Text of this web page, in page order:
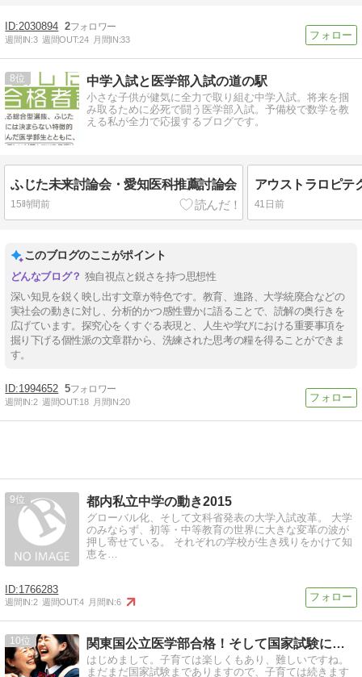
2030894 2
週間IN:3 週間OUT:24 月間IN:33
8 中学入試と医学部入試の道の駅
小さな子供が健気に全力で取り組む中学入試。将来を掴
み取るために必死で闘う医学部入試。予備校で数学を教
える私が全力で応援するブログです。
ふじた未来討論会・愛知医科推薦討論会
15時間前
アウストラロピテ
41日前
このブログのここがポイント
独自視点と鋭さを持つ思想性
深い知見を鋭く映し出す文章が特色です。教育、進路、大学統廃合などの
実社会の動きに対し、分析的かつ感性豊かに語ることで、読解の奥行きを
広げています。探究心をくすぐる表現と、人生や学びにおける重要事項を
掘り下げる個性派の文章群から、洗練された思考の糧を得ることができま
す。
1994652 5
週間IN:2 週間OUT:18 月間IN:20
9 都内私立中学の動き2015
グローバル化、そして文科省発表の大学入試改革。 大学
のみならず、初等・中等教育の世界に大きな変革の波が
押し寄せている。 それぞれの学校が生き残りをかけて知
恵を…
1766283
週間IN:2 週間OUT:4 月間IN:6
10 関東国公立医学部合格！そして国家試験に向けて親のブログ
はじめまして。子育ては楽しくもあり、難しいですね。
まだまだ国家試験までありますので、子育ては続きます